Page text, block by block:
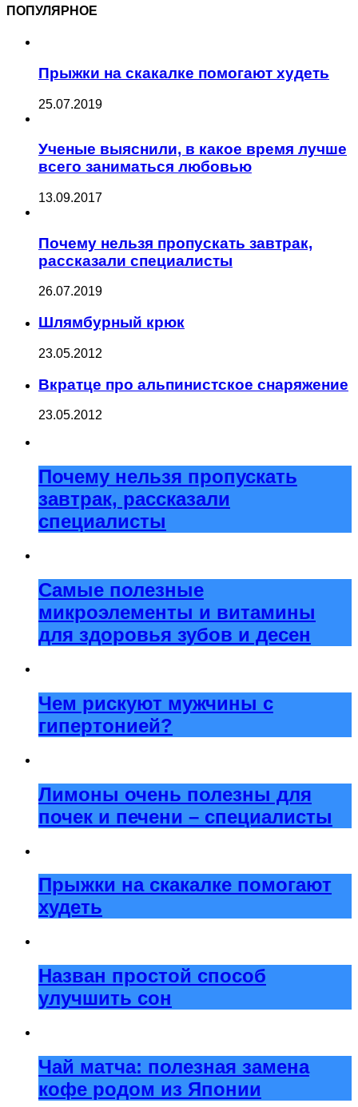
ПОПУЛЯРНОЕ
Прыжки на скакалке помогают худеть
25.07.2019
Ученые выяснили, в какое время лучше
всего заниматься любовью
13.09.2017
Почему нельзя пропускать завтрак,
рассказали специалисты
26.07.2019
Шлямбурный крюк
23.05.2012
Вкратце про альпинистское снаряжение
23.05.2012
Почему нельзя пропускать
завтрак, рассказали
специалисты
Самые полезные
микроэлементы и витамины
для здоровья зубов и десен
Чем рискуют мужчины с
гипертонией?
Лимоны очень полезны для
почек и печени – специалисты
Прыжки на скакалке помогают
худеть
Назван простой способ
улучшить сон
Чай матча: полезная замена
кофе родом из Японии